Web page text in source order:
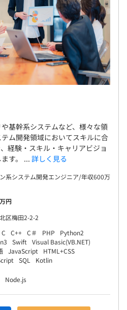
基幹系システムなど、様々な領
ム開発領域においてスキルに合
経験・スキル・キャリアビジョ
す。 ... 詳しく見る
系システム開発エンジニア/年収600万
円
区梅田2-2-2
C C++ C＃ PHP
Python2
Swift Visual Basic(VB.NET)
JavaScript
HTML+CSS
SQL
Kotlin
Node.js